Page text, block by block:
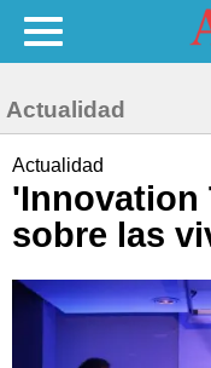
Actualidad
Actualidad
'Innovation
sobre las